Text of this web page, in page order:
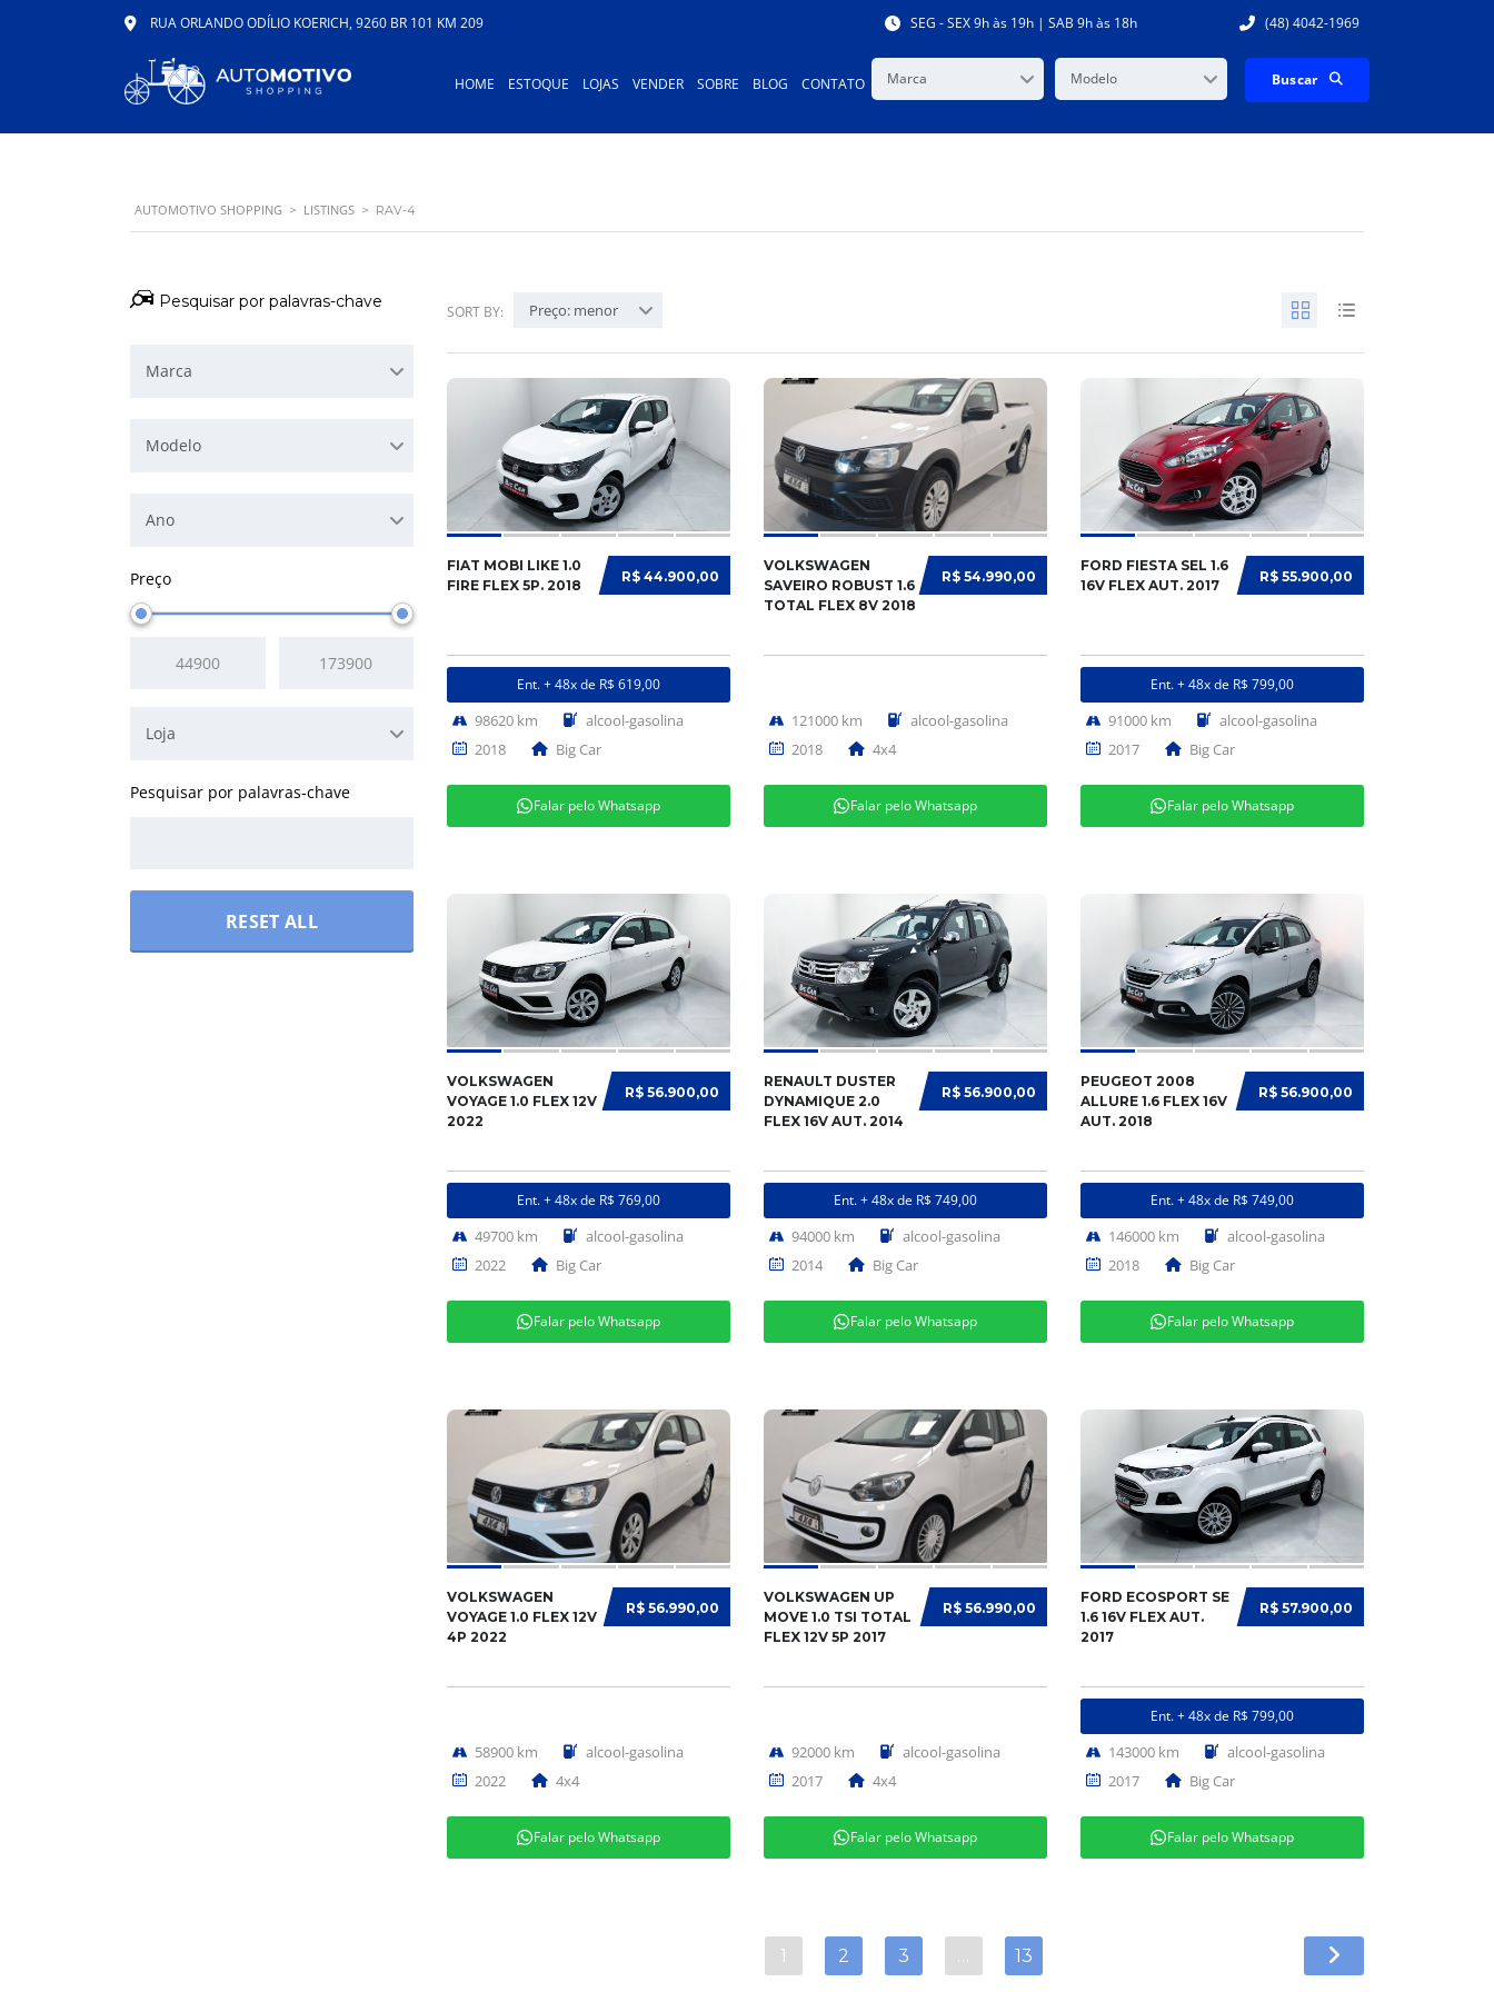
RUA ORLANDO ODÍLIO KOERICH, 9260 BR 101 KM 209 SEG - SEX 9h às 19h | SAB 9h às 18h (48) 4042-1969
HOME ESTOQUE LOJAS VENDER SOBRE BLOG CONTATO Marca Modelo Buscar
AUTOMOTIVO SHOPPING > LISTINGS > RAV-4
Marca
Modelo
Ano
Preço
Loja
RESET ALL
SORT BY: Preço: menor
R$ 44.900,00
FIAT MOBI LIKE 1.0
FIRE FLEX 5P. 2018
Ent. + 48x de R$ 619,00
98620 km
alcool-gasolina
2018
Big Car
Falar pelo Whatsapp
R$ 54.990,00
VOLKSWAGEN
SAVEIRO ROBUST 1.6
TOTAL FLEX 8V 2018
121000 km
alcool-gasolina
2018
4x4
Falar pelo Whatsapp
R$ 55.900,00
FORD FIESTA SEL 1.6
16V FLEX AUT. 2017
Ent. + 48x de R$ 799,00
91000 km
alcool-gasolina
2017
Big Car
Falar pelo Whatsapp
R$ 56.900,00
VOLKSWAGEN
VOYAGE 1.0 FLEX 12V
2022
Ent. + 48x de R$ 769,00
49700 km
alcool-gasolina
2022
Big Car
Falar pelo Whatsapp
R$ 56.900,00
RENAULT DUSTER
DYNAMIQUE 2.0
FLEX 16V AUT. 2014
Ent. + 48x de R$ 749,00
94000 km
alcool-gasolina
2014
Big Car
Falar pelo Whatsapp
R$ 56.900,00
PEUGEOT 2008
ALLURE 1.6 FLEX 16V
AUT. 2018
Ent. + 48x de R$ 749,00
146000 km
alcool-gasolina
2018
Big Car
Falar pelo Whatsapp
R$ 56.990,00
VOLKSWAGEN
VOYAGE 1.0 FLEX 12V
4P 2022
58900 km
alcool-gasolina
2022
4x4
Falar pelo Whatsapp
R$ 56.990,00
VOLKSWAGEN UP
MOVE 1.0 TSI TOTAL
FLEX 12V 5P 2017
92000 km
alcool-gasolina
2017
4x4
Falar pelo Whatsapp
R$ 57.900,00
FORD ECOSPORT SE
1.6 16V FLEX AUT.
2017
Ent. + 48x de R$ 799,00
143000 km
alcool-gasolina
2017
Big Car
Falar pelo Whatsapp
1 2 3 … 13